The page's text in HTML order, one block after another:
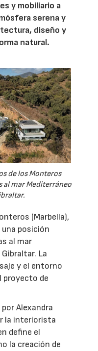
y mobiliario a
serena y
diseño y
natural.
de los Monteros
al mar Mediterráneo
(Marbella),
una posición
al mar
La
y el entorno
proyecto de
Alexandra
la interiorista
define el
la creación de